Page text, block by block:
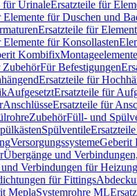
für UrinaleErsatzteile für
Elemente für Duschen und
Ersatzteile für
Elemente für Konsollasten
KombifixMontageelemente
ZubehörFür Befestigungen
Ersatzteile für
AufgesetztErsatzteile für
AnschlüsseErsatzteile für
ZubehörFüll- und
Spülventile
VersorgungssystemeGeberit
Übergänge und
Verbindungen für
für Fittings
MeplaSystemrohre ML